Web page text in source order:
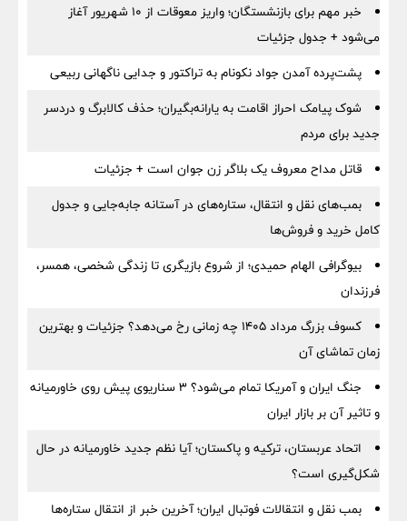
خبر مهم برای بازنشستگان؛ واریز معوقات از ۱۰ شهریور آغاز
می‌شود + جدول جزئیات
پشت‌پرده آمدن جواد نکونام به تراکتور و جدایی ناگهانی ربیعی
شوک پیامک احراز اقامت به یارانه‌بگیران؛ حذف کالابرگ و دردسر
جدید برای مردم
قاتل مداح معروف یک بلاگر زن جوان است + جزئیات
بمب‌های نقل و انتقال، ستاره‌های در آستانه جابه‌جایی و جدول
کامل خرید و فروش‌ها
بیوگرافی الهام حمیدی؛ از شروع بازیگری تا زندگی شخصی، همسر،
فرزندان
کسوف بزرگ مرداد ۱۴۰۵ چه زمانی رخ می‌دهد؟ جزئیات و بهترین
زمان تماشای آن
جنگ ایران و آمریکا تمام می‌شود؟ ۳ سناریوی پیش روی خاورمیانه
و تاثیر آن بر بازار ایران
اتحاد عربستان، ترکیه و پاکستان؛ آیا نظم جدید خاورمیانه در حال
شکل‌گیری است؟
بمب نقل‌ و انتقالات فوتبال ایران؛ آخرین خبر از انتقال ستاره‌ها